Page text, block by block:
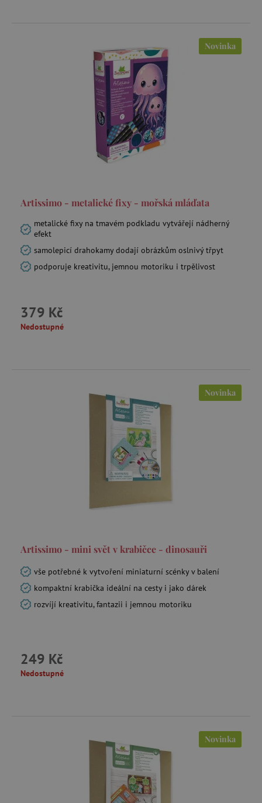
Novinka
Artissimo - metalické fixy - mořská mláďata
metalické fixy na tmavém podkladu vytvářejí nádherný
efekt
samolepicí drahokamy dodají obrázkům oslnivý třpyt
podporuje kreativitu, jemnou motoriku i trpělivost
379 Kč
Nedostupné
Novinka
Artissimo - mini svět v krabičce - dinosauři
vše potřebné k vytvoření miniaturní scénky v balení
kompaktní krabička ideální na cesty i jako dárek
rozvíjí kreativitu, fantazii i jemnou motoriku
249 Kč
Nedostupné
Novinka